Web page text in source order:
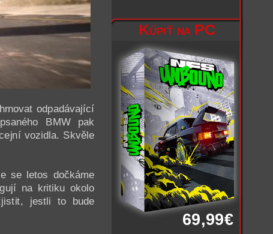
Kúpiť na PC
69,99€
odpadávající
BMW pak
vozidla. Skvěle
se letos dočkáme
na kritiku okolo
jestli to bude